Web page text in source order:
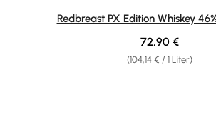
Durchschnittliche Bewertung von 5 von
Redbreast PX Edition Whiskey
(104,14 € / 1 Liter)
Regulärer Preis:
72,90 €